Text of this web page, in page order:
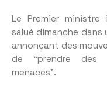
Le Premier ministre
salué dimanche dans
annonçant des
de “prendre des
menaces”.